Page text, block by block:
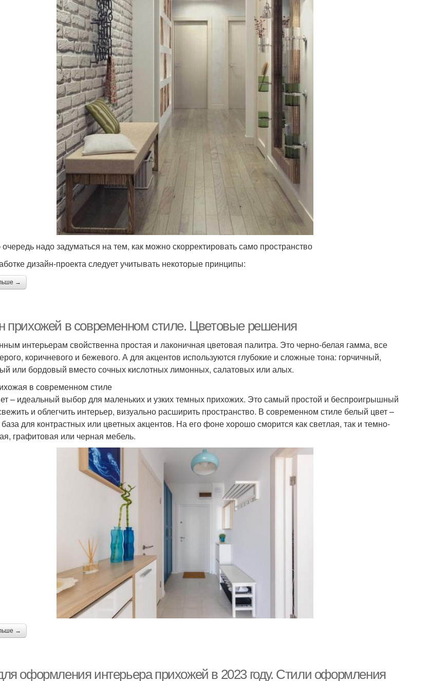
надо задуматься на тем, как можно скорректировать само пространство
дизайн-проекта следует учитывать некоторые принципы:
→
прихожей в современном стиле. Цветовые решения
интерьерам свойственна простая и лаконичная цветовая палитра. Это черно-белая гамма, все
коричневого и бежевого. А для акцентов используются глубокие и сложные тона: горчичный,
или бордовый вместо сочных кислотных лимонных, салатовых или алых.
в современном стиле
– идеальный выбор для маленьких и узких темных прихожих. Это самый простой и беспроигрышный
и облегчить интерьер, визуально расширить пространство. В современном стиле белый цвет –
для контрастных или цветных акцентов. На его фоне хорошо сморится как светлая, так и темно-
графитовая или черная мебель.
→
оформления интерьера прихожей в 2023 году. Стили оформления